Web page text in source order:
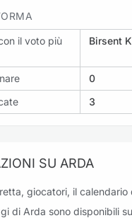
il voto più
Birsent
0
3
SU ARDA
giocatori, il calendario
di Arda sono disponibili